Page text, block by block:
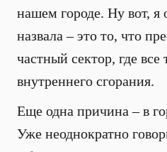
нашем городе. Ну вот, я
назвала – это то, что
частный сектор, где все
внутреннего сгорания.
Еще одна причина – в
Уже неоднократно